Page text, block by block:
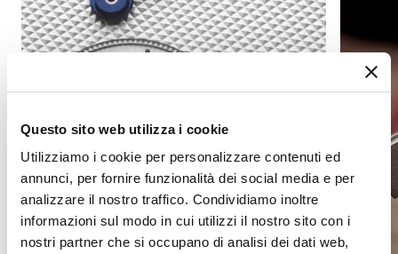
Questo sito web utilizza i cookie
Utilizziamo i cookie per personalizzare contenuti ed
annunci, per fornire funzionalità dei social media e per
analizzare il nostro traffico. Condividiamo inoltre
informazioni sul modo in cui utilizzi il nostro sito con i
nostri partner che si occupano di analisi dei dati web,